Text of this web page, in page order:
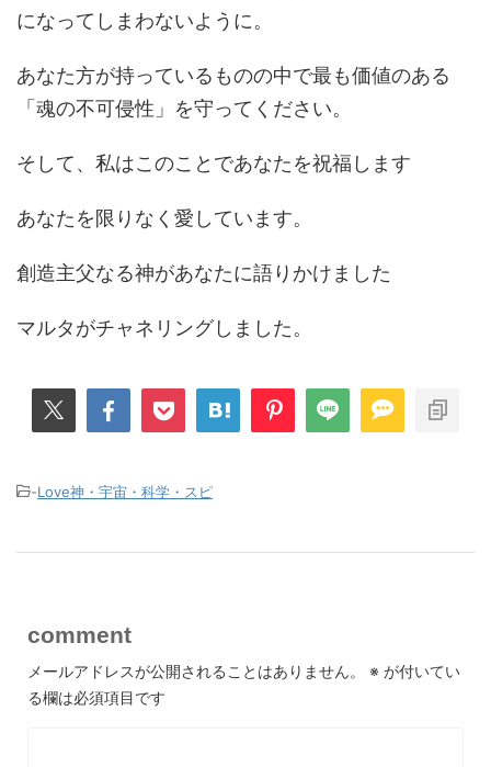
になってしまわないように。
あなた方が持っているものの中で最も価値のある
「魂の不可侵性」を守ってください。
そして、私はこのことであなたを祝福します
あなたを限りなく愛しています。
創造主父なる神があなたに語りかけました
マルタがチャネリングしました。
-Love神・宇宙・科学・スピ
comment
メールアドレスが公開されることはありません。 ※ が付いてい
る欄は必須項目です